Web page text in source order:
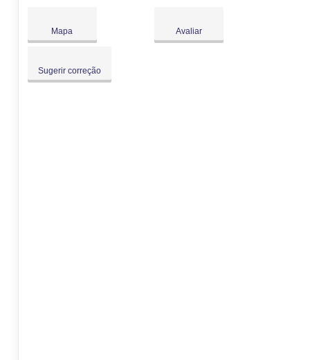
Mapa Avaliar
Sugerir correção